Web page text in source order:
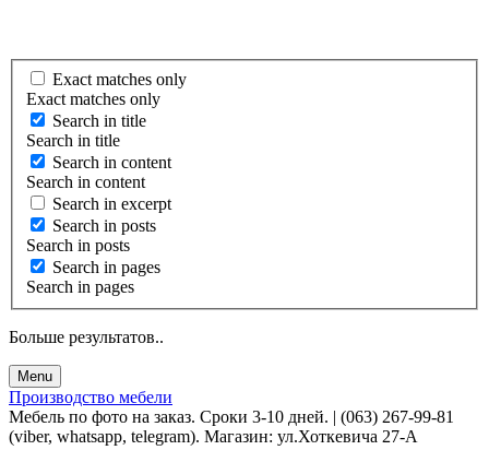
Exact matches only
Exact matches only
Search in title
Search in title
Search in content
Search in content
Search in excerpt
Search in posts
Search in posts
Search in pages
Search in pages
Больше результатов..
Menu
Производство мебели
Мебель по фото на заказ. Сроки 3-10 дней. | (063) 267-99-81
(viber, whatsapp, telegram). Магазин: ул.Хоткевича 27-А